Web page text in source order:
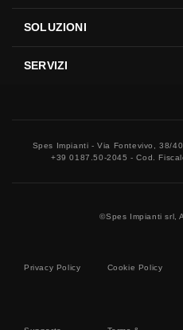
SOLUZIONI
SERVIZI
Spes Impianti - Via Fontevivo, 38/
+39 0187.50-2045 - Cod.
©Spes Impianti srl,
Privacy Policy Cookie Policy